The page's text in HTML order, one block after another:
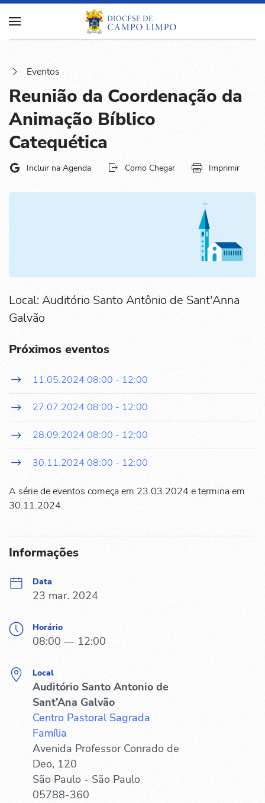
Eventos
Reunião da Coordenação da
Animação Bíblico
Catequética
Incluir na Agenda Como Chegar Imprimir
Local: Auditório Santo Antônio de Sant'Anna
Galvão
Próximos eventos
11.05.2024 08:00 - 12:00
27.07.2024 08:00 - 12:00
28.09.2024 08:00 - 12:00
30.11.2024 08:00 - 12:00
A série de eventos começa em 23.03.2024 e termina em
30.11.2024.
Informações
Data
23 mar. 2024
Horário
08:00 — 12:00
Local
Auditório Santo Antonio de
Sant’Ana Galvão
Centro Pastoral Sagrada
Família
Avenida Professor Conrado de
Deo, 120
São Paulo - São Paulo
05788-360